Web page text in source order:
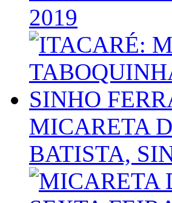
2019
MICARETA
BATISTA,